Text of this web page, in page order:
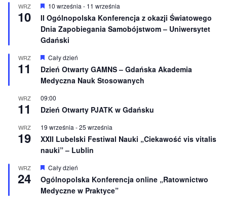
WRZ
10
W
y
r
ó
ż
n
o
n
e
10 września - 11 września
II Ogólnopolska Konferencja z okazji Światowego
Dnia Zapobiegania Samobójstwom – Uniwersytet
Gdański
WRZ
11
W
y
r
ó
n
o
e
Cały dzień
Dzień Otwarty GAMNS – Gdańska Akademia
Medyczna Nauk Stosowanych
WRZ
11
09:00
Dzień Otwarty PJATK w Gdańsku
WRZ
19
19 września -25 września
XXII Lubelski Festiwal Nauki „Ciekawość vis vitalis
nauki” – Lublin
WRZ
24
W
r
ó
Cały dzień
Ogólnopolska Konferencja online „Ratownictwo
Medyczne w Praktyce”